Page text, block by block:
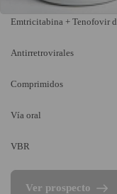
Emtricitabina + Tenofovir
Antirretrovirales
Comprimidos
Vía oral
VBR
Ver prospecto